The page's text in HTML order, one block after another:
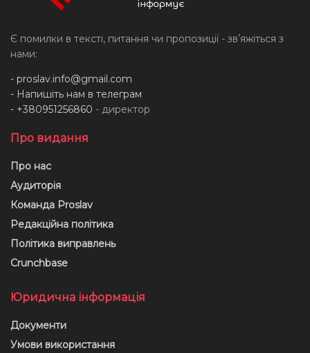
Є помилки в тексті, питання чи пропозиції - звʼяжіться з
нами:
- proslav.info@gmail.com
- Напишіть нам в телеграм
- +380951256860 - директор
Про видання
Про нас
Аудиторія
Команда Proslav
Редакційна політика
Політика виправлень
Crunchbase
Юридична інформація
Документи
Умови використання